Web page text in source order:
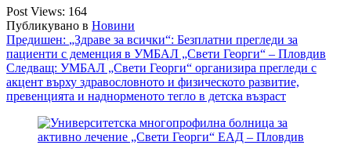
Post Views: 164
Публикувано в Новини
Навигация
Предишен: „Здраве за всички“: Безплатни прегледи за
пациенти с деменция в УМБАЛ „Свети Георги“ – Пловдив
Следващ: УМБАЛ „Свети Георги“ организира прегледи с
акцент върху здравословното и физическото развитие,
превенцията и наднорменото тегло в детска възраст